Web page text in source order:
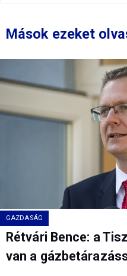
Mások ezeket
GAZDASÁG
Rétvári Bence: a
van a